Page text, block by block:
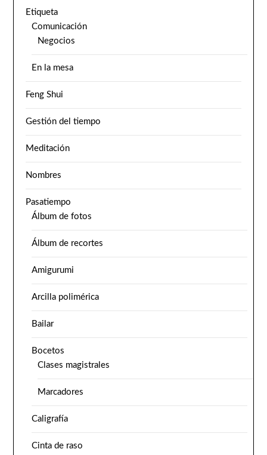
Etiqueta
Comunicación
Negocios
En la mesa
Feng Shui
Gestión del tiempo
Meditación
Nombres
Pasatiempo
Álbum de fotos
Álbum de recortes
Amigurumi
Arcilla polimérica
Bailar
Bocetos
Clases magistrales
Marcadores
Caligrafía
Cinta de raso